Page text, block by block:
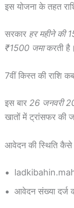
इस योजना के तहत
सरकार हर महीने की
₹1500 जमाकरती है।
7वीं किस्त की राशि
इस बार 26 जनवरी
खातों में ट्रांसफर की
आवेदन की स्थिति
आवेदन संख्या